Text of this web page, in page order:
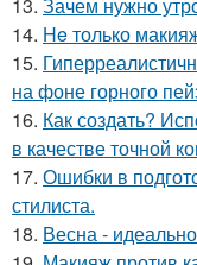
14. He только
15.
на фоне горного
16. Как создать?
в качестве точной
17. Ошибки в
стилиста.
18. Весна -